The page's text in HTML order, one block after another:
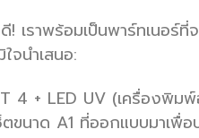
ดี! เราพร้อมเป็นพาร์ทเน
จนำเสนอ:
4 + LED UV (เครื่องพิม
ขนาด A1 ที่ออกแบบมาเพื่อ